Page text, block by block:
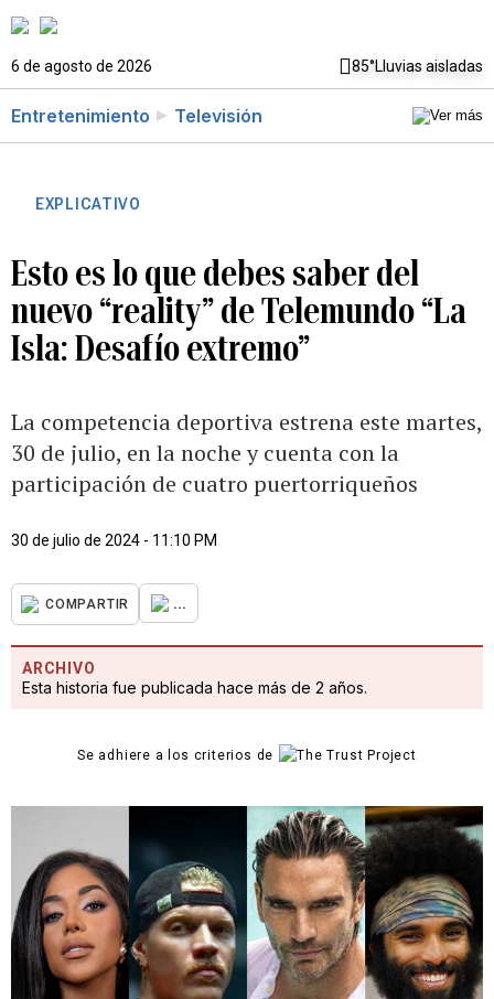
6 de agosto de 2026 85°Lluvias aisladas
Entretenimiento Televisión
EXPLICATIVO
Esto es lo que debes saber del
nuevo “reality” de Telemundo “La
Isla: Desafío extremo”
La competencia deportiva estrena este martes,
30 de julio, en la noche y cuenta con la
participación de cuatro puertorriqueños
30 de julio de 2024 - 11:10 PM
COMPARTIR ...
ARCHIVO
Esta historia fue publicada hace más de 2 años.
Se adhiere a los criterios de